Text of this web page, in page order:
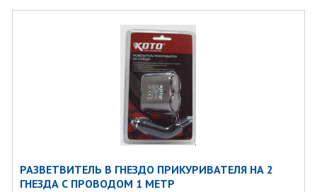
РАЗВЕТВИТЕЛЬ В ГНЕЗДО ПРИКУРИВАТЕЛЯ НА 2
ГНЕЗДА С ПРОВОДОМ 1 МЕТР